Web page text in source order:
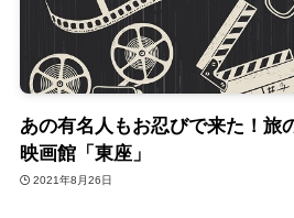
あの有名人もお忍びで来た！旅
映画館「東座」
2021年8月26日